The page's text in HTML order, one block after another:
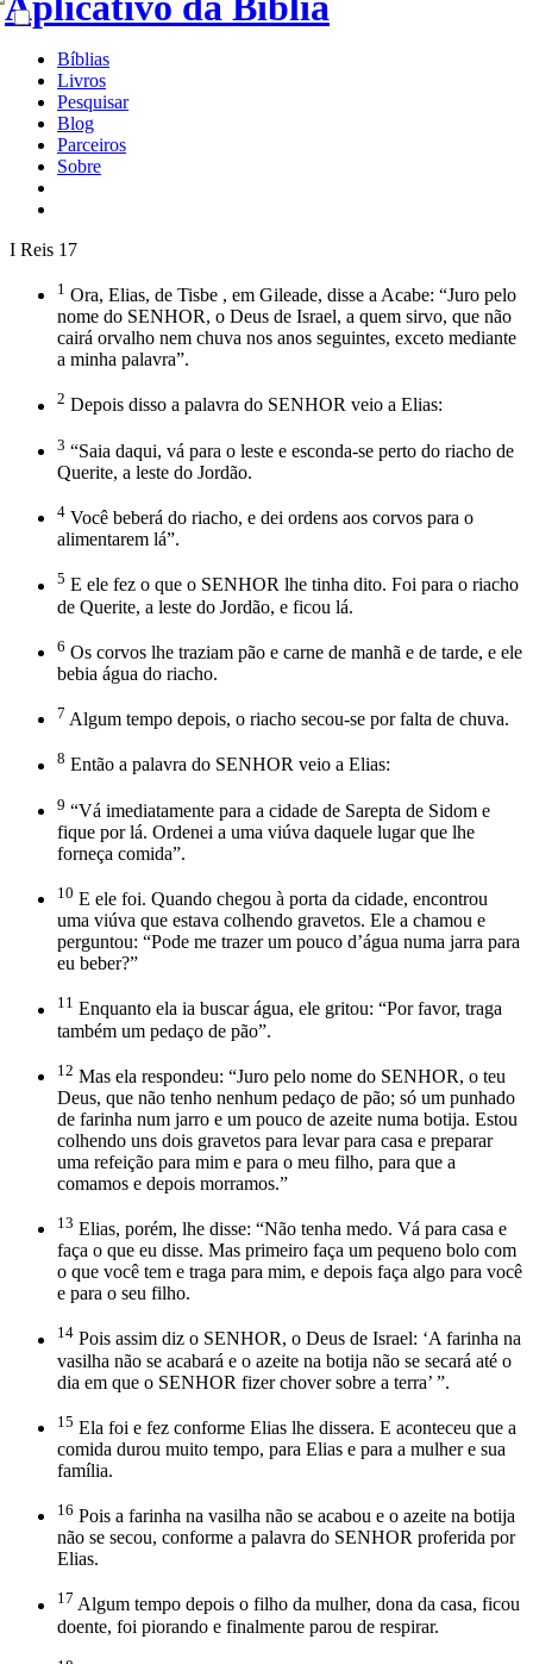
Bíblias
Livros
Pesquisar
Blog
Parceiros
Sobre
I Reis 17
1 Ora, Elias, de Tisbe , em Gileade, disse a Acabe: “Juro pelo
nome do SENHOR, o Deus de Israel, a quem sirvo, que não
cairá orvalho nem chuva nos anos seguintes, exceto mediante
a minha palavra”.
2 Depois disso a palavra do SENHOR veio a Elias:
3 “Saia daqui, vá para o leste e esconda-se perto do riacho de
Querite, a leste do Jordão.
4 Você beberá do riacho, e dei ordens aos corvos para o
alimentarem lá”.
5 E ele fez o que o SENHOR lhe tinha dito. Foi para o riacho
de Querite, a leste do Jordão, e ficou lá.
6 Os corvos lhe traziam pão e carne de manhã e de tarde, e ele
bebia água do riacho.
7 Algum tempo depois, o riacho secou-se por falta de chuva.
8 Então a palavra do SENHOR veio a Elias:
9 “Vá imediatamente para a cidade de Sarepta de Sidom e
fique por lá. Ordenei a uma viúva daquele lugar que lhe
forneça comida”.
10 E ele foi. Quando chegou à porta da cidade, encontrou
uma viúva que estava colhendo gravetos. Ele a chamou e
perguntou: “Pode me trazer um pouco dʼágua numa jarra para
eu beber?”
11 Enquanto ela ia buscar água, ele gritou: “Por favor, traga
também um pedaço de pão”.
12 Mas ela respondeu: “Juro pelo nome do SENHOR, o teu
Deus, que não tenho nenhum pedaço de pão; só um punhado
de farinha num jarro e um pouco de azeite numa botija. Estou
colhendo uns dois gravetos para levar para casa e preparar
uma refeição para mim e para o meu filho, para que a
comamos e depois morramos.”
13 Elias, porém, lhe disse: “Não tenha medo. Vá para casa e
faça o que eu disse. Mas primeiro faça um pequeno bolo com
o que você tem e traga para mim, e depois faça algo para você
e para o seu filho.
14 Pois assim diz o SENHOR, o Deus de Israel: ‘A farinha na
vasilha não se acabará e o azeite na botija não se secará até o
dia em que o SENHOR fizer chover sobre a terra’ ”.
15 Ela foi e fez conforme Elias lhe dissera. E aconteceu que a
comida durou muito tempo, para Elias e para a mulher e sua
família.
16 Pois a farinha na vasilha não se acabou e o azeite na botija
não se secou, conforme a palavra do SENHOR proferida por
Elias.
17 Algum tempo depois o filho da mulher, dona da casa, ficou
doente, foi piorando e finalmente parou de respirar.